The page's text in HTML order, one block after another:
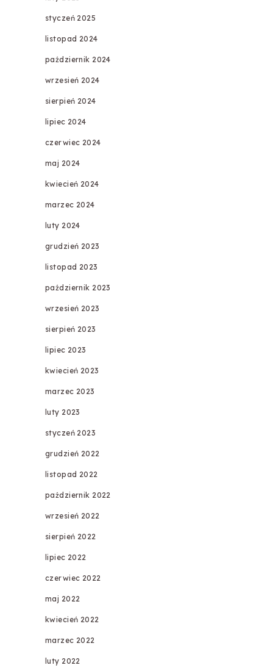
styczeń 2025
listopad 2024
październik 2024
wrzesień 2024
sierpień 2024
lipiec 2024
czerwiec 2024
maj 2024
kwiecień 2024
marzec 2024
luty 2024
grudzień 2023
listopad 2023
październik 2023
wrzesień 2023
sierpień 2023
lipiec 2023
kwiecień 2023
marzec 2023
luty 2023
styczeń 2023
grudzień 2022
listopad 2022
październik 2022
wrzesień 2022
sierpień 2022
lipiec 2022
czerwiec 2022
maj 2022
kwiecień 2022
marzec 2022
luty 2022